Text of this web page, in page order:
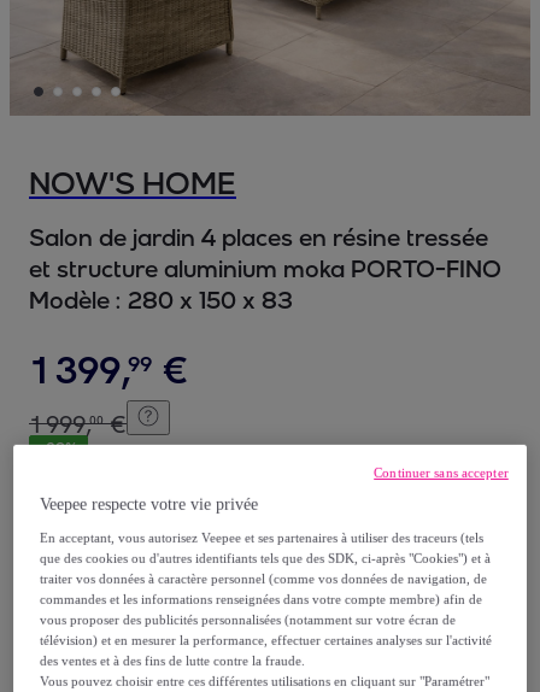
NOW'S HOME
Salon de jardin 4 places en résine tressée
et structure aluminium moka PORTO-FINO
Modèle : 280 x 150 x 83
1 399,99 €
1999,00 €
-29%
Reprise possible de votre ancien produit,
voir les conditions.
Vendu parGROUPE LEBRUN
Veepee respecte votre vie privée
En acceptant, vous autorisez Veepee et ses partenaires à utiliser des traceurs (tels
que des cookies ou d'autres identifiants tels que des SDK, ci-après "Cookies") et à
traiter vos données à caractère personnel (comme vos données de navigation, de
commandes et les informations renseignées dans votre compte membre) afin de
vous proposer des publicités personnalisées (notamment sur votre écran de
télévision) et en mesurer la performance, effectuer certaines analyses sur l'activité
des ventes et à des fins de lutte contre la fraude.
Vous pouvez choisir entre ces différentes utilisations en cliquant sur "Paramétrer"
Continuer sans accepter